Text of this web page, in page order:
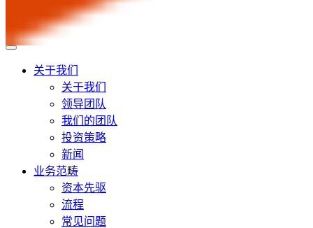
关于我们
关于我们
领导团队
我们的团队
投资策略
新闻
业务范畴
资本先驱
流程
常见问题